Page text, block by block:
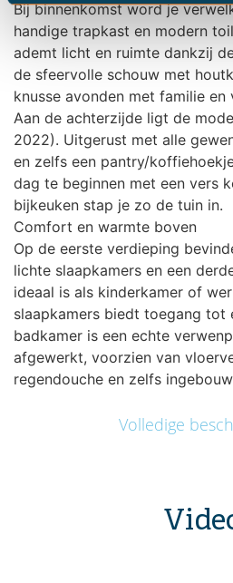
Bij binnenkomst word je
handige trapkast en modern
ademt licht en ruimte dankzij
de sfeervolle schouw met
knusse avonden met familie en
Aan de achterzijde ligt de
2022). Uitgerust met alle
en zelfs een pantry/
dag te beginnen met een vers
bijkeuken stap je zo de tuin in.
Comfort en warmte boven
Op de eerste verdieping
lichte slaapkamers en een
ideaal is als kinderkamer of
slaapkamers biedt toegang tot
badkamer is een echte
afgewerkt, voorzien van
regendouche en zelfs
Volledige